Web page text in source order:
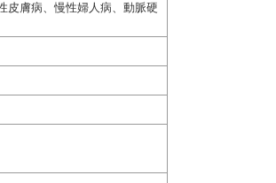
皮膚病、慢性婦人病、動脈硬